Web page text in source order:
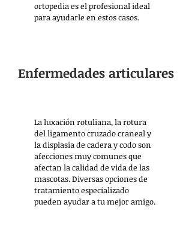
ortopedia es el profesional ideal
para ayudarle en estos casos.
Enfermedades articulares
La luxación rotuliana, la rotura
del ligamento cruzado craneal y
la displasia de cadera y codo son
afecciones muy comunes que
afectan la calidad de vida de las
mascotas. Diversas opciones de
tratamiento especializado
pueden ayudar a tu mejor amigo.